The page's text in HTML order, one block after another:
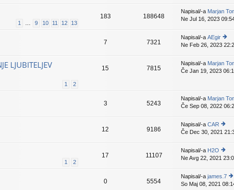
k
e
v
k
nji
pr
is
e
v
k
a
d
nji
pr
is
e
v
1 … 9 10 11 12 13
183 188648
Napisal/-a Marjan
Ne Jul 16, 2023
7 7321
Napisal/-a AEgir
o
ej
z
nji
pr
is
e
v
k
Ne Feb 26, 2023
LJUBITELJEV
1 2
15 7815
Napisal/-a Marjan
Če Jan 19, 2023
3 5243
Napisal/-a Marjan
Če Sep 08, 2022
12 9186
Napisal/-a CAR
o
ej
z
d
nji
pr
Če Dec 30, 2021
1 2
17 11107
Napisal/-a H2O
o
ej
z
Ne Avg 22, 2021
0 5554
Napisal/-a james.7
o
So Maj 08, 2021